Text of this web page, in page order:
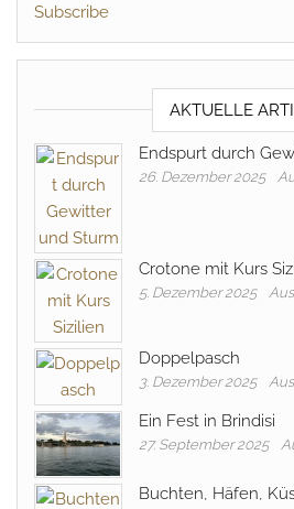
Subscribe
AKTUELLE
Endspurt durch
26. Dezember 2025
Crotone mit Kurs
5. Dezember 2025 Aus
Doppelpasch
3. Dezember 2025 Aus
Ein Fest in Brindisi
27. September 2025
Buchten, Häfen,